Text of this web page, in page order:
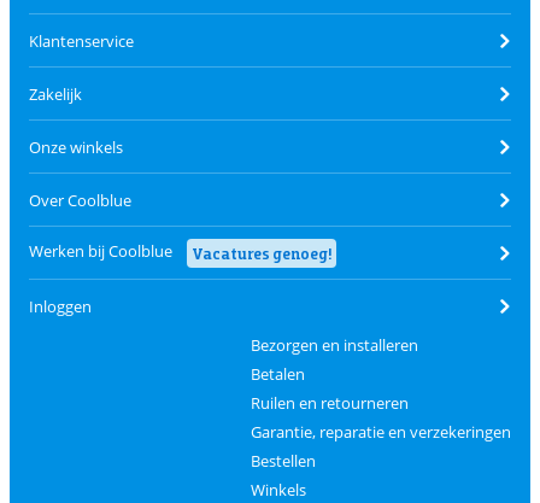
Klantenservice
Zakelijk
Onze winkels
Over Coolblue
Werken bij Coolblue Vacatures genoeg!
Inloggen
Bezorgen en installeren
Betalen
Ruilen en retourneren
Garantie, reparatie en verzekeringen
Bestellen
Winkels